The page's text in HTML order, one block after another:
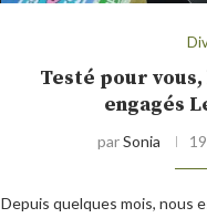
Testé pour
engagés
parSonia
Depuis quelques mois, nous